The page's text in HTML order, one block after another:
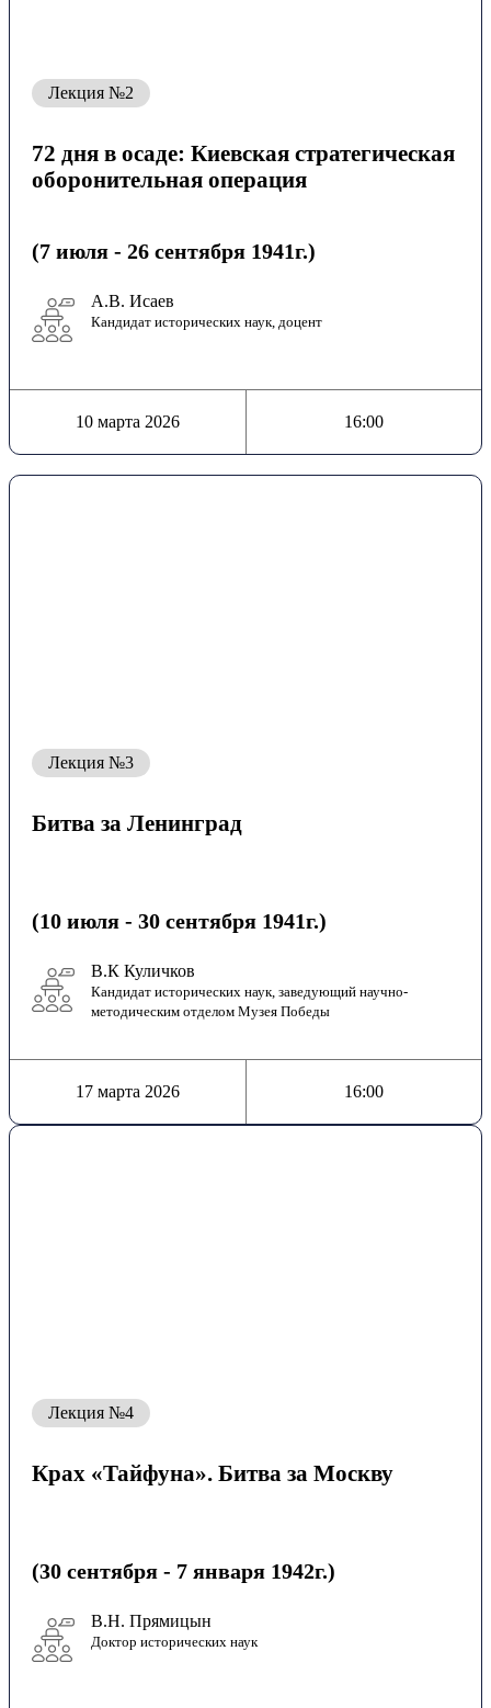
Лекция №2
72 дня в осаде: Киевская стратегическая
оборонительная операция
(7 июля - 26 сентября 1941г.)
А.В. Исаев
Кандидат исторических наук, доцент
10 марта 2026 16:00
Лекция №3
Битва за Ленинград
(10 июля - 30 сентября 1941г.)
В.К Куличков
Кандидат исторических наук, заведующий научно-
методическим отделом Музея Победы
17 марта 2026 16:00
Лекция №4
Крах «Тайфуна». Битва за Москву
(30 сентября - 7 января 1942г.)
В.Н. Прямицын
Доктор исторических наук